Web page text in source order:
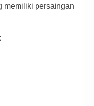
memiliki persaingan